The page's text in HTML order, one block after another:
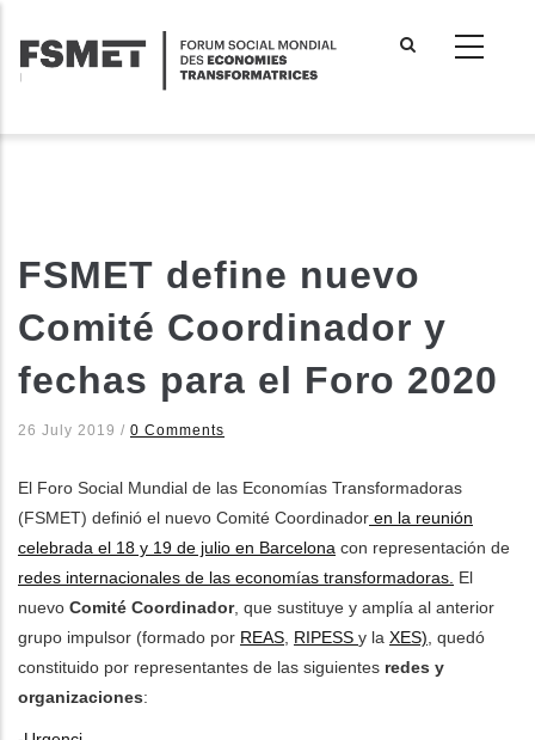
contenu
actions supplémentaires
FSMET define nuevo
Comité Coordinador y
fechas para el Foro 2020
26 July 2019 / 0 Comments
El Foro Social Mundial de las Economías Transformadoras
(FSMET) definió el nuevo Comité Coordinador en la reunión
celebrada el 18 y 19 de julio en Barcelona con representación de
redes internacionales de las economías transformadoras. El
nuevo Comité Coordinador, que sustituye y amplía al anterior
grupo impulsor (formado por REAS RIPESS y la XES) , quedó
constituido por representantes de las siguientes redes y
organizaciones: